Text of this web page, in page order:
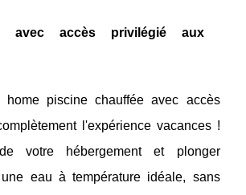
avec accès privilégié aux
home piscine chauffée avec accès
l'expérience vacances !
votre hébergement et plonger
eau à température idéale, sans